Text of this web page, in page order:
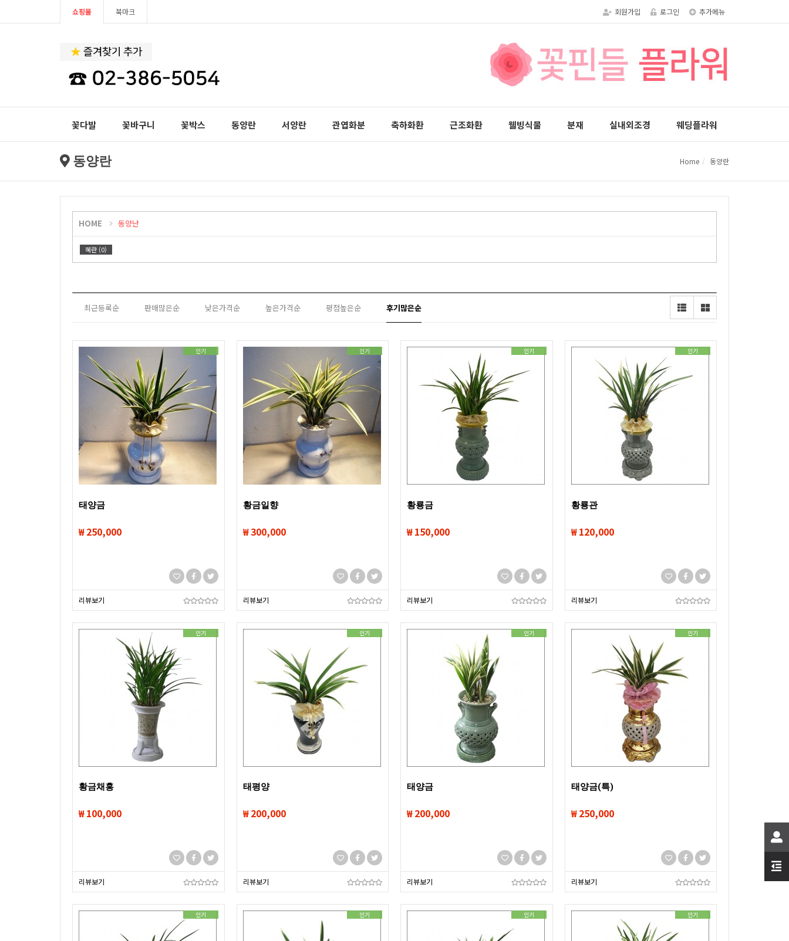
쇼핑몰 북마크 회원가입 로그인 추가메뉴
꽃다발 꽃바구니 꽃박스 동양란 서양란 관엽화분 축하화환 근조화환 웰빙식물 분재 실내외조경 웨딩플라워
동양란 Home 동양란
HOME 동양난
혜란 (0)
최근등록순 판매많은순 낮은가격순 높은가격순 평점높은순 후기많은순
인기
태양금
₩ 250,000
리뷰보기
인기
황금일향
₩ 300,000
리뷰보기
인기
황룡금
₩ 150,000
리뷰보기
인기
황룡관
₩ 120,000
리뷰보기
인기
황금채홍
₩ 100,000
리뷰보기
인기
태평양
₩ 200,000
리뷰보기
인기
태양금
₩ 200,000
리뷰보기
인기
태양금(특)
₩ 250,000
리뷰보기
인기 인기 인기 인기